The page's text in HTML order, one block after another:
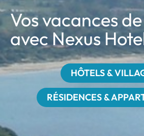
Vos vacances
avec Nexus
HÔTELS &
RÉSIDENCES &